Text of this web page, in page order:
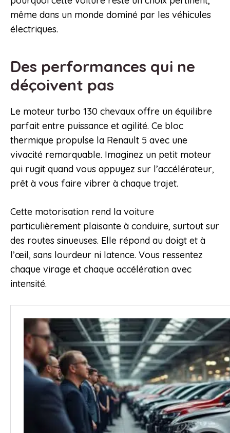
même dans un monde dominé par les véhicules
électriques.
Des performances qui ne
déçoivent pas
Le moteur turbo 130 chevaux offre un équilibre
parfait entre puissance et agilité. Ce bloc
thermique propulse la Renault 5 avec une
vivacité remarquable. Imaginez un petit moteur
qui rugit quand vous appuyez sur l’accélérateur,
prêt à vous faire vibrer à chaque trajet.
Cette motorisation rend la voiture
particulièrement plaisante à conduire, surtout sur
des routes sinueuses. Elle répond au doigt et à
l’œil, sans lourdeur ni latence. Vous ressentez
chaque virage et chaque accélération avec
intensité.